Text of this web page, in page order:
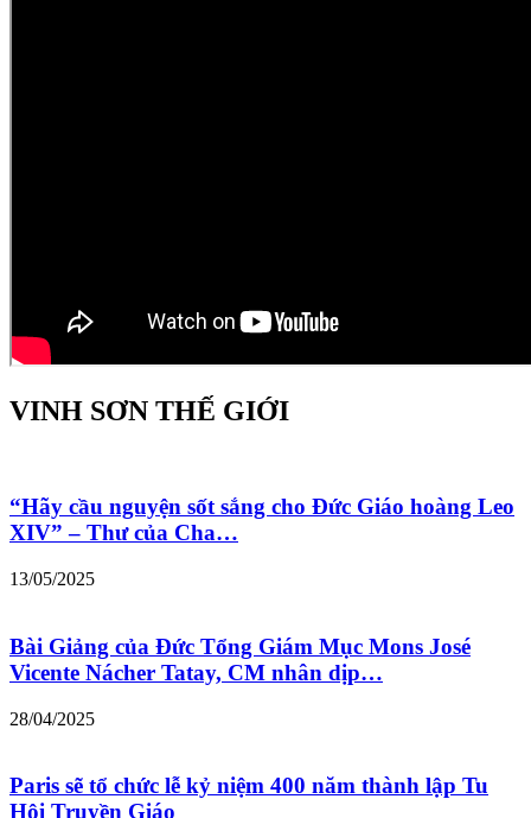
VINH SƠN THẾ GIỚI
“Hãy cầu nguyện sốt sắng cho Đức Giáo hoàng Leo
XIV” – Thư của Cha…
13/05/2025
Bài Giảng của Đức Tổng Giám Mục Mons José
Vicente Nácher Tatay, CM nhân dịp…
28/04/2025
Paris sẽ tổ chức lễ kỷ niệm 400 năm thành lập Tu
Hội Truyền Giáo